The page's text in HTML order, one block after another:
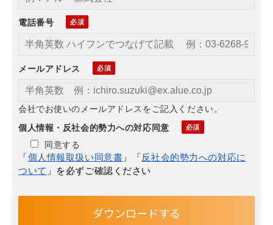
電話番号
メールアドレス
会社でお使いのメールアドレスをご記入ください。
個人情報・反社会的勢力への対応同意
同意する
「個人情報取扱い同意書 」「反社会的勢力への対応に
ついて 」を必ずご確認ください